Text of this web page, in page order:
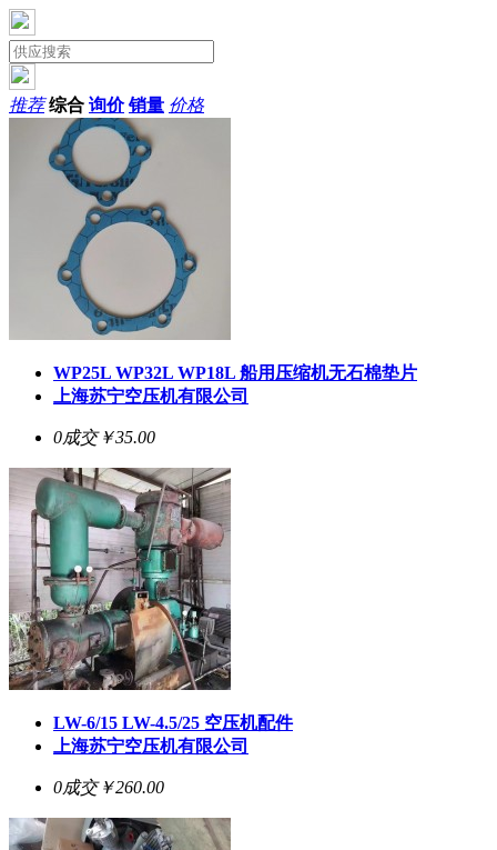
推荐 综合 询价 销量 价格
WP25L WP32L WP18L 船用压缩机无石棉垫片
上海苏宁空压机有限公司
0成交￥35.00
LW-6/15 LW-4.5/25 空压机配件
上海苏宁空压机有限公司
0成交￥260.00